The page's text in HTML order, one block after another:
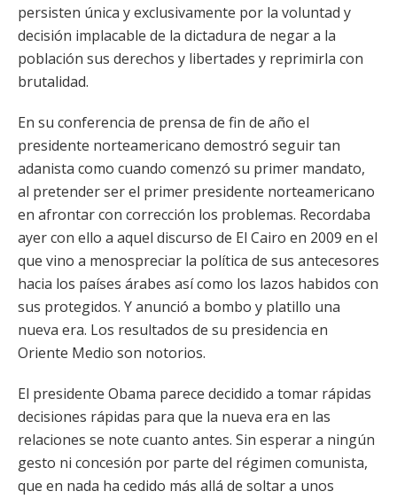
persisten única y exclusivamente por la voluntad y
decisión implacable de la dictadura de negar a la
población sus derechos y libertades y reprimirla con
brutalidad.
En su conferencia de prensa de fin de año el
presidente norteamericano demostró seguir tan
adanista como cuando comenzó su primer mandato,
al pretender ser el primer presidente norteamericano
en afrontar con corrección los problemas. Recordaba
ayer con ello a aquel discurso de El Cairo en 2009 en el
que vino a menospreciar la política de sus antecesores
hacia los países árabes así como los lazos habidos con
sus protegidos. Y anunció a bombo y platillo una
nueva era. Los resultados de su presidencia en
Oriente Medio son notorios.
El presidente Obama parece decidido a tomar rápidas
decisiones rápidas para que la nueva era en las
relaciones se note cuanto antes. Sin esperar a ningún
gesto ni concesión por parte del régimen comunista,
que en nada ha cedido más allá de soltar a unos